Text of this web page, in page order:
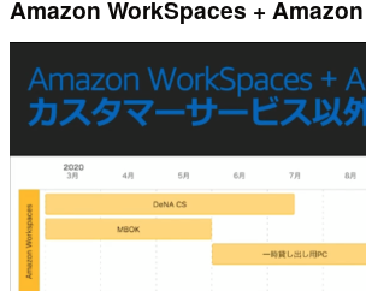
Amazon WorkSpaces +